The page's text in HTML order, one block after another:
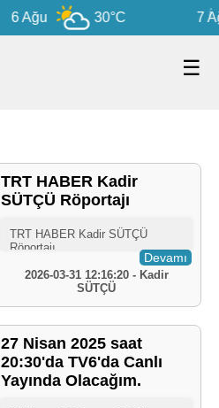
6 Ağu 30°C 7
☰
TRT HABER Kadir
SÜTÇÜ Röportajı
Devamı
2026-03-31 12:16:20 - Kadir
SÜTÇÜ
27 Nisan 2025 saat
20:30'da TV6'da Canlı
Yayında Olacağım.